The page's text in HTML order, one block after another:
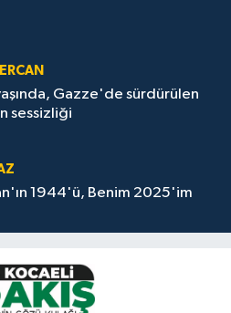
Gazze'de sürdürülen
sessizliği
1944'ü, Benim 2025'im